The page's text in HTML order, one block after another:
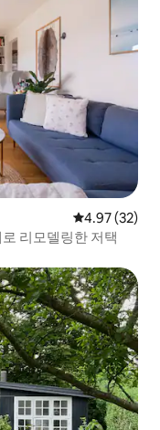
평점 4.97점(5
4.97 (32)
리모델링한 저택